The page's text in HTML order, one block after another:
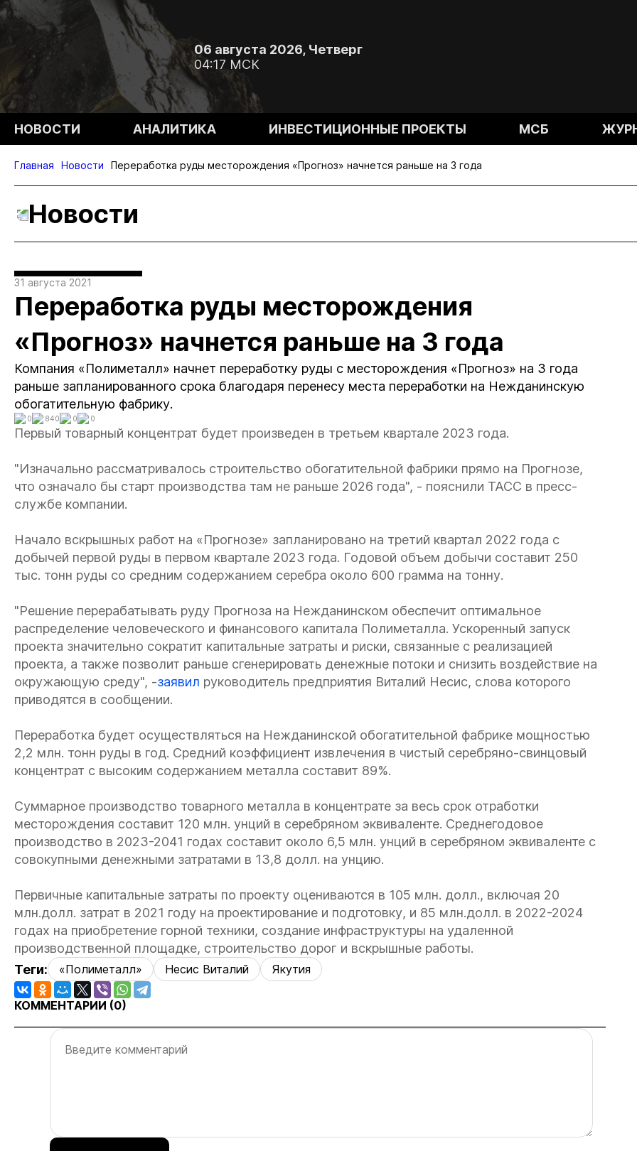
06 августа 2026, Четверг
04:17 МСК
НОВОСТИ АНАЛИТИКА ИНВЕСТИЦИОННЫЕ ПРОЕКТЫ МСБ
Главная Новости Переработка руды месторождения «Прогноз» начнется раньше на 3 года
Новости
31 августа 2021
Переработка руды месторождения
«Прогноз» начнется раньше на 3 года
Компания «Полиметалл» начнет переработку руды с месторождения «Прогноз» на 3 года
раньше запланированного срока благодаря перенесу места переработки на Нежданинскую
обогатительную фабрику.
0 840 0 0
Первый товарный концентрат будет произведен в третьем квартале 2023 года.
"Изначально рассматривалось строительство обогатительной фабрики прямо на Прогнозе,
что означало бы старт производства там не раньше 2026 года", - пояснили ТАСС в пресс-
службе компании.
Начало вскрышных работ на «Прогнозе» запланировано на третий квартал 2022 года с
добычей первой руды в первом квартале 2023 года. Годовой объем добычи составит 250
тыс. тонн руды со средним содержанием серебра около 600 грамма на тонну.
"Решение перерабатывать руду Прогноза на Нежданинском обеспечит оптимальное
распределение человеческого и финансового капитала Полиметалла. Ускоренный запуск
проекта значительно сократит капитальные затраты и риски, связанные с реализацией
проекта, а также позволит раньше сгенерировать денежные потоки и снизить воздействие на
окружающую среду", -заявил руководитель предприятия Виталий Несис, слова которого
приводятся в сообщении.
Переработка будет осуществляться на Нежданинской обогатительной фабрике мощностью
2,2 млн. тонн руды в год. Средний коэффициент извлечения в чистый серебряно-свинцовый
концентрат с высоким содержанием металла составит 89%.
Суммарное производство товарного металла в концентрате за весь срок отработки
месторождения составит 120 млн. унций в серебряном эквиваленте. Среднегодовое
производство в 2023-2041 годах составит около 6,5 млн. унций в серебряном эквиваленте с
совокупными денежными затратами в 13,8 долл. на унцию.
Первичные капитальные затраты по проекту оцениваются в 105 млн. долл., включая 20
млн.долл. затрат в 2021 году на проектирование и подготовку, и 85 млн.долл. в 2022-2024
годах на приобретение горной техники, создание инфраструктуры на удаленной
производственной площадке, строительство дорог и вскрышные работы.
Теги:
«Полиметалл» Несис Виталий Якутия
КОММЕНТАРИИ (0)